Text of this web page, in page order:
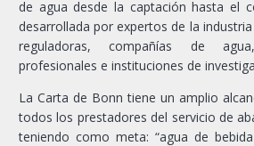
de agua desde la captación hasta el
desarrollada por expertos de la
reguladoras, compañías de
profesionales e instituciones de
La Carta de Bonn tiene un amplio
todos los prestadores del servicio de
teniendo como meta: “agua de